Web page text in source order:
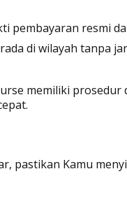
pembayaran resmi
di wilayah tanpa
memiliki prosedur
pastikan Kamu